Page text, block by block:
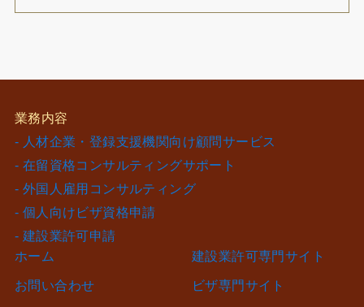
業務内容
- 人材企業・登録支援機関向け顧問サービス
- 在留資格コンサルティングサポート
- 外国人雇用コンサルティング
- 個人向けビザ資格申請
- 建設業許可申請
ホーム
お問い合わせ
建設業許可専門サイト
ビザ専門サイト